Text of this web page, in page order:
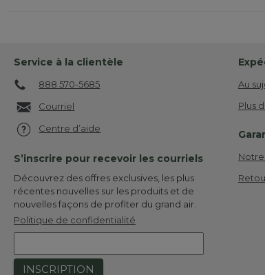
Service à la clientèle
888 570-5685
Courriel
Centre d’aide
S’inscrire pour recevoir les courriels
Découvrez des offres exclusives, les plus
récentes nouvelles sur les produits et de
nouvelles façons de profiter du grand air.
Politique de confidentialité
INSCRIPTION
Au
Plus